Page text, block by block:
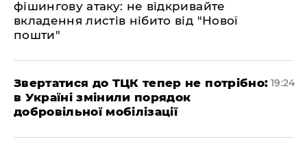
фішингову атаку: не відкривайте
вкладення листів нібито від "Нової
пошти"
​Звертатися до ТЦК тепер не потрібно:
в Україні змінили порядок
добровільної мобілізації
19:24